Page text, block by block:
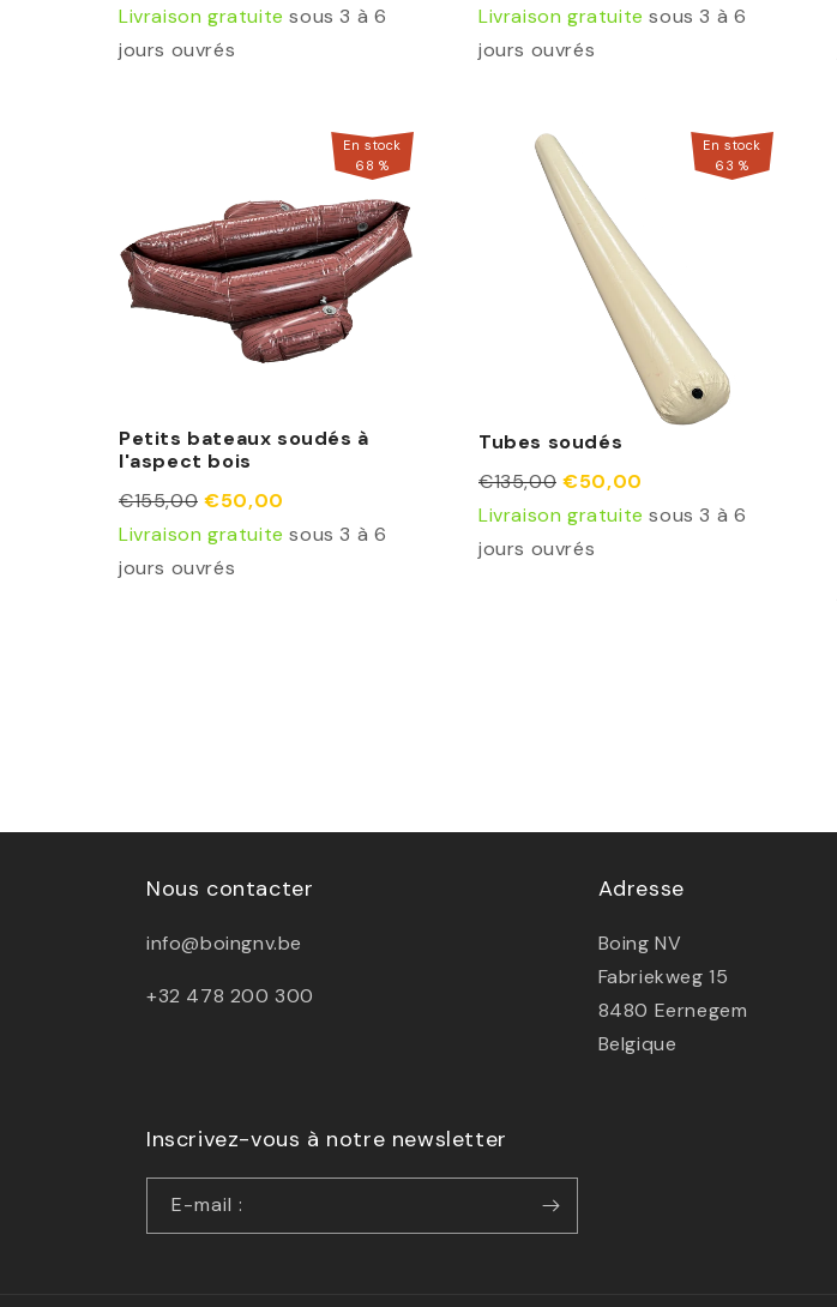
Livraison gratuite sous 3 à 6
jours ouvrés
Livraison gratuite sous 3 à 6
jours ouvrés
En stock
68 %
Petits bateaux soudés à
l'aspect bois
€155,00 €50,00
Livraison gratuite sous 3 à 6
jours ouvrés
En stock
63 %
Tubes soudés
€135,00 €50,00
Livraison gratuite sous 3 à 6
jours ouvrés
Nous contacter
info@boingnv.be
+32 478 200 300
Adresse
Boing NV
Fabriekweg 15
8480 Eernegem
Belgique
Inscrivez-vous à notre newsletter
E-mail :